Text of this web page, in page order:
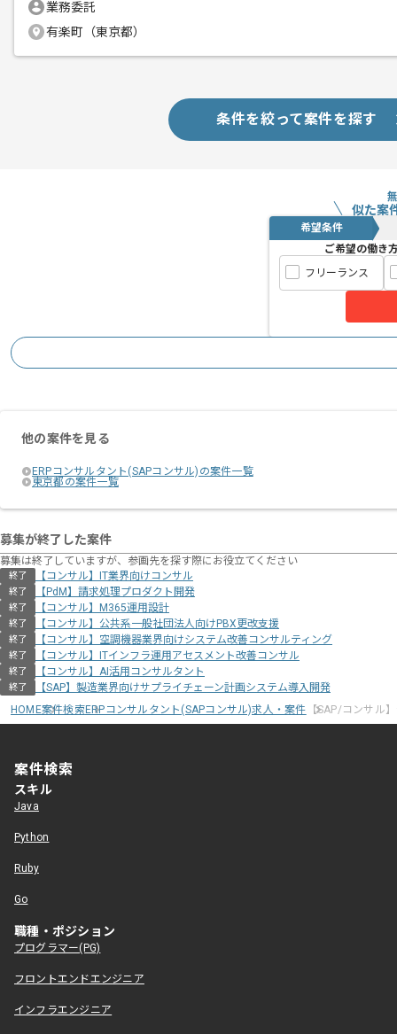
業務委託
有楽町（東京都）
条件を絞って案件を探す
似た案
希望条件
ご希望の働き
フリーランス
他の案件を見る
ERPコンサルタント(SAPコンサル)の案件一覧
東京都の案件一覧
募集が終了した案件
募集は終了していますが、参画先を探す際にお役立てください
終了 【コンサル】IT業界向けコンサル
終了 【PdM】請求処理プロダクト開発
終了 【コンサル】M365運用設計
終了 【コンサル】公共系一般社団法人向けPBX更改支援
終了 【コンサル】空調機器業界向けシステム改善コンサルティング
終了 【コンサル】ITインフラ運用アセスメント改善コンサル
終了 【コンサル】AI活用コンサルタント
終了
【SAP】製造業界向けサプライチェーン計画システム導入開発
HOME案件検索ERPコンサルタント(SAPコンサル)求人・案件 【SAP/コンサル
案件検索
スキル
Java
Python
Ruby
Go
職種・ポジション
プログラマー(PG)
フロントエンドエンジニア
インフラエンジニア